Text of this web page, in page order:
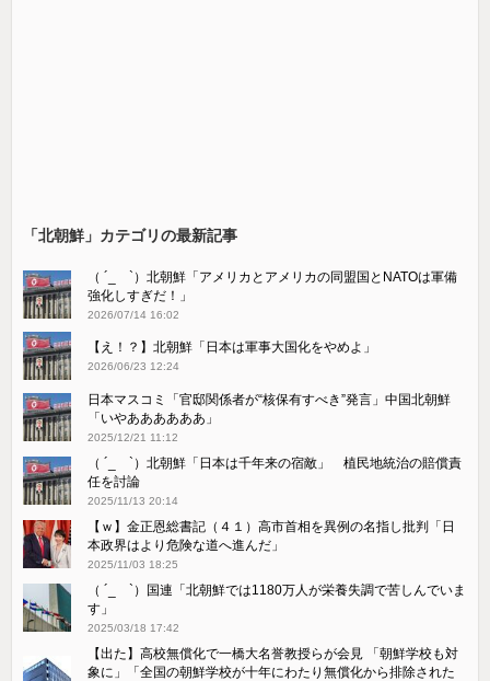
「北朝鮮」カテゴリの最新記事
（ ´_ゝ`）北朝鮮「アメリカとアメリカの同盟国とNATOは軍備
強化しすぎだ！」
2026/07/14 16:02
【え！？】北朝鮮「日本は軍事大国化をやめよ」
2026/06/23 12:24
日本マスコミ「官邸関係者が“核保有すべき”発言」中国北朝鮮
「いやああああああ」
2025/12/21 11:12
（ ´_ゝ`）北朝鮮「日本は千年来の宿敵」 植民地統治の賠償責
任を討論
2025/11/13 20:14
【ｗ】金正恩総書記（４１）高市首相を異例の名指し批判「日
本政界はより危険な道へ進んだ」
2025/11/03 18:25
（ ´_ゝ`）国連「北朝鮮では1180万人が栄養失調で苦しんでいま
す」
2025/03/18 17:42
【出た】高校無償化で一橋大名誉教授らが会見 「朝鮮学校も対
象に」「全国の朝鮮学校が十年にわたり無償化から排除された